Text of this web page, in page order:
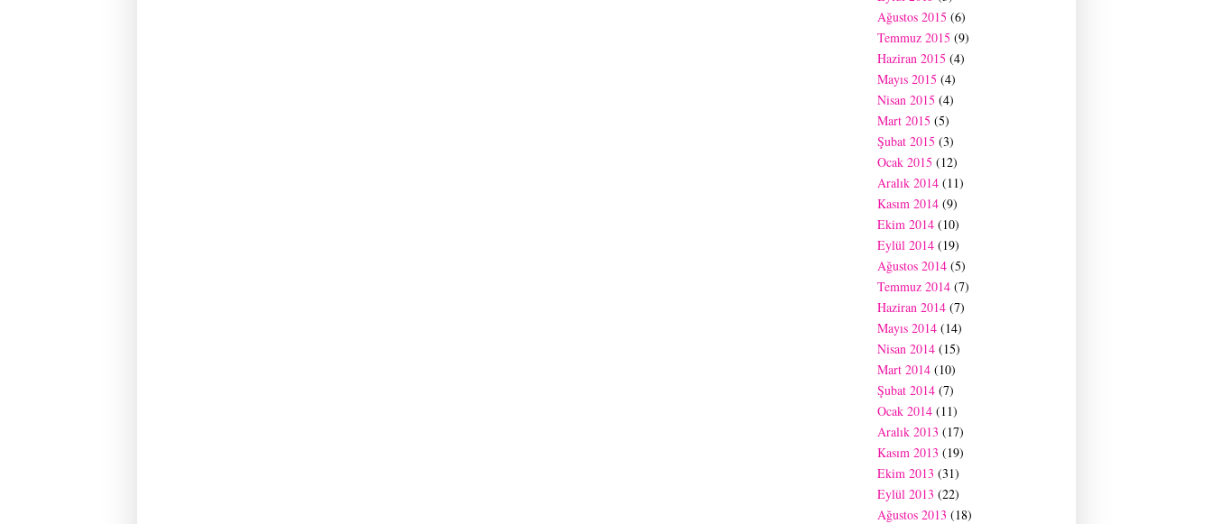
Ağustos 2015 (6)
Temmuz 2015 (9)
Haziran 2015 (4)
Mayıs 2015 (4)
Nisan 2015 (4)
Mart 2015 (5)
Şubat 2015 (3)
Ocak 2015 (12)
Aralık 2014 (11)
Kasım 2014 (9)
Ekim 2014 (10)
Eylül 2014 (19)
Ağustos 2014 (5)
Temmuz 2014 (7)
Haziran 2014 (7)
Mayıs 2014 (14)
Nisan 2014 (15)
Mart 2014 (10)
Şubat 2014 (7)
Ocak 2014 (11)
Aralık 2013 (17)
Kasım 2013 (19)
Ekim 2013 (31)
Eylül 2013 (22)
Ağustos 2013 (18)